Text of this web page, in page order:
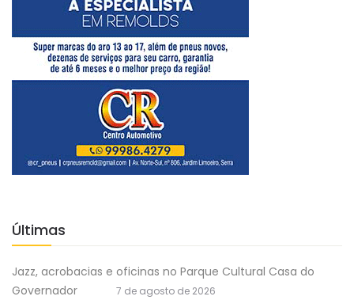
Últimas
Jazz, acrobacias e oficinas no Parque Cultural Casa do
Governador
7 de agosto de 2026